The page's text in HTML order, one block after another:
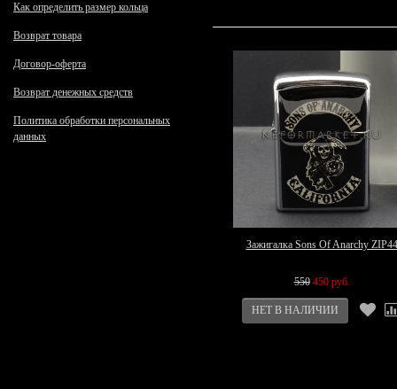
Как определить размер кольца
Возврат товара
Договор-оферта
Возврат денежных средств
Политика обработки персональных
данных
Зажигалка Sons Of Anarchy ZIP44
550 450 руб.